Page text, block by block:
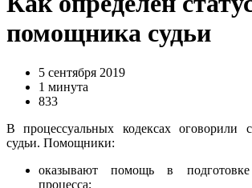
помощника судьи
5 сентября 2019
1 минута
833
В процессуальных кодексах оговорили
судьи. Помощники:
оказывают помощь в
процесса;